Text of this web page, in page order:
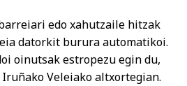
edo xahutzaile hitzak
datorkit burura automatikoi.
oinutsak estropezu egin du,
Veleiako altxortegian.